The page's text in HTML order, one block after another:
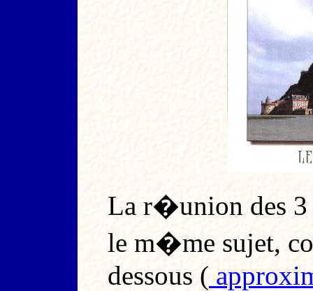
La r�union des
le m�me sujet,
dessous (